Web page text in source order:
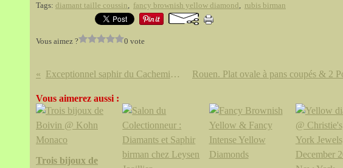
Tags: diamant taille coussin, fancy brownish yellow diamond, rubis birman
Vous aimez ? 0 vote
Exceptionnel saphir du Cachemire de taille coussin de 6,90 cts.
Vous aimerez aussi :
Trois bijoux de